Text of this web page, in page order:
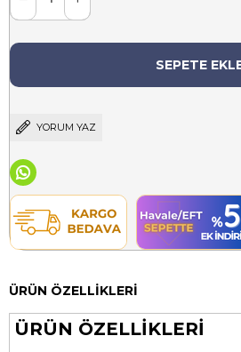
YORUM YAZ
ÜRÜN ÖZELLIKLERI
ÜRÜN ÖZELLİKLERİ